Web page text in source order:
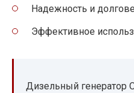
Надежность и
Эффективное
Дизельный генератор